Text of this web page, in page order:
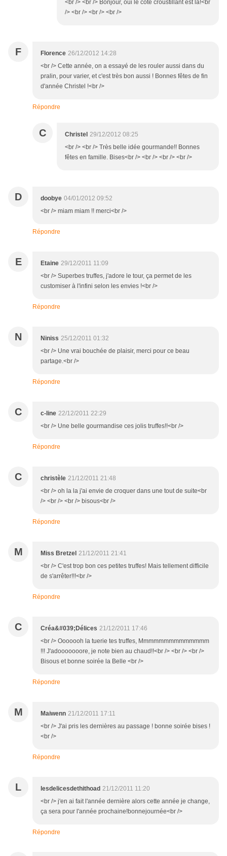
<br /> <br /> Bonjour, oui le côté croustillant est là!<br
/> <br /> <br /> <br />
F Florence 26/12/2012 14:28
<br /> Cette année, on a essayé de les rouler aussi dans du
pralin, pour varier, et c'est très bon aussi ! Bonnes fêtes de fin
d'année Christel !<br />
Répondre
C Christel 29/12/2012 08:25
<br /> <br /> Très belle idée gourmande!! Bonnes
fêtes en famille. Bises<br /> <br /> <br /> <br />
D doobye 04/01/2012 09:52
<br /> miam miam !! merci<br />
Répondre
E Etaine 29/12/2011 11:09
<br /> Superbes truffes, j'adore le tour, ça permet de les
customiser à l'infini selon les envies !<br />
Répondre
N Niniss 25/12/2011 01:32
<br /> Une vrai bouchée de plaisir, merci pour ce beau
partage.<br />
Répondre
C c-line 22/12/2011 22:29
<br /> Une belle gourmandise ces jolis truffes!!<br />
Répondre
C christèle 21/12/2011 21:48
<br /> oh la la j'ai envie de croquer dans une tout de suite<br
/> <br /> <br /> bisous<br />
Répondre
M Miss Bretzel 21/12/2011 21:41
<br /> C'est trop bon ces petites truffes! Mais tellement difficile
de s'arrêter!!!<br />
Répondre
C Créa&#039;Délices 21/12/2011 17:46
<br /> Ooooooh la tuerie tes truffes, Mmmmmmmmmmmmmm
!!! J'adooooooore, je note bien au chaud!!<br /> <br /> <br />
Bisous et bonne soirée la Belle <br />
Répondre
M Maiwenn 21/12/2011 17:11
<br /> J'ai pris les dernières au passage ! bonne soirée bises !
<br />
Répondre
L lesdelicesdethithoad 21/12/2011 11:20
<br /> j'en ai fait l'année dernière alors cette année je change,
ça sera pour l'année prochaine!bonnejournée<br />
Répondre